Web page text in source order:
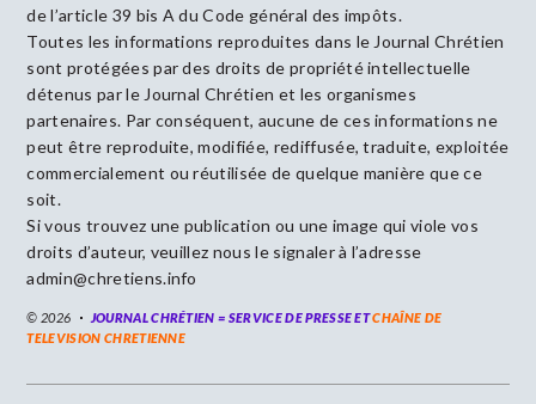
de l’article 39 bis A du Code général des impôts.
Toutes les informations reproduites dans le Journal Chrétien
sont protégées par des droits de propriété intellectuelle
détenus par le Journal Chrétien et les organismes
partenaires. Par conséquent, aucune de ces informations ne
peut être reproduite, modifiée, rediffusée, traduite, exploitée
commercialement ou réutilisée de quelque manière que ce
soit.
Si vous trouvez une publication ou une image qui viole vos
droits d’auteur, veuillez nous le signaler à l’adresse
admin@chretiens.info
© 2026 JOURNAL CHRÉTIEN = SERVICE DE PRESSE ETCHAÎNE DE
TELEVISION CHRETIENNE